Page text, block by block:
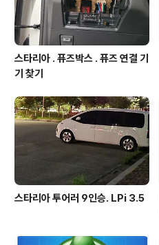
스타리아 . 퓨즈박스 . 퓨즈 연결 기
기 찾기
스타리아 투어러 9인승. LPi 3.5